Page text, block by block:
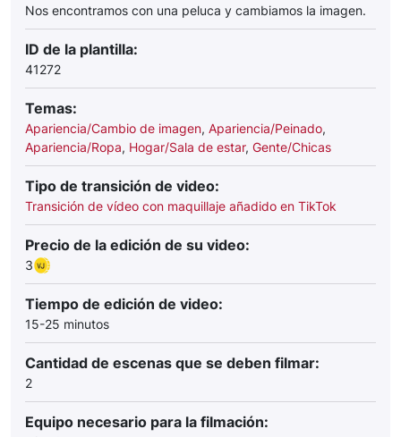
Nos encontramos con una peluca y cambiamos la imagen.
ID de la plantilla:
41272
Temas:
Apariencia/Cambio de imagen, Apariencia/Peinado,
Apariencia/Ropa, Hogar/Sala de estar, Gente/Chicas
Tipo de transición de video:
Transición de vídeo con maquillaje añadido en TikTok
Precio de la edición de su video:
3
Tiempo de edición de video:
15-25 minutos
Cantidad de escenas que se deben filmar:
2
Equipo necesario para la filmación: